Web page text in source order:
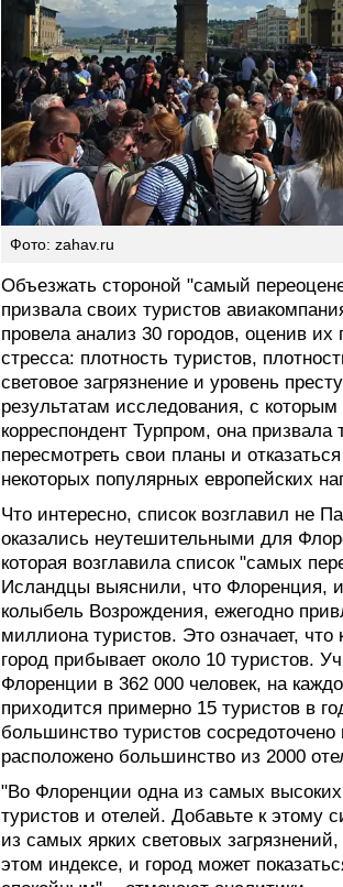
Фото: zahav.ru
Объезжать стороной "самый
призвала своих туристов
провела анализ 30 городов, оценив их
стресса: плотность туристов,
световое загрязнение и уровень
результатам исследования, с которым
корреспондент Турпром, она призвала
пересмотреть свои планы и
некоторых популярных европейских
Что интересно, список возглавил не
оказались неутешительными для
которая возглавила список "самых
Исландцы выяснили, что Флоренция,
колыбель Возрождения, ежегодно
миллиона туристов. Это означает,
город прибывает около 10 туристов.
Флоренции в 362 000 человек, на
приходится примерно 15 туристов в
большинство туристов сосредоточено
расположено большинство из 2000
"Во Флоренции одна из самых
туристов и отелей. Добавьте к этому
из самых ярких световых
этом индексе, и город может